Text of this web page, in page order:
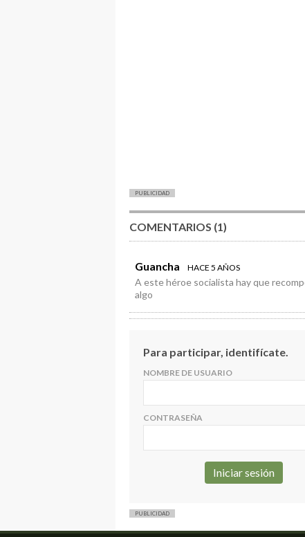
PUBLICIDAD
COMENTARIOS (1)
Guancha HACE 5 AÑOS
A este héroe socialista hay que
algo
Para participar, identifícate.
NOMBRE DE USUARIO
CONTRASEÑA
PUBLICIDAD